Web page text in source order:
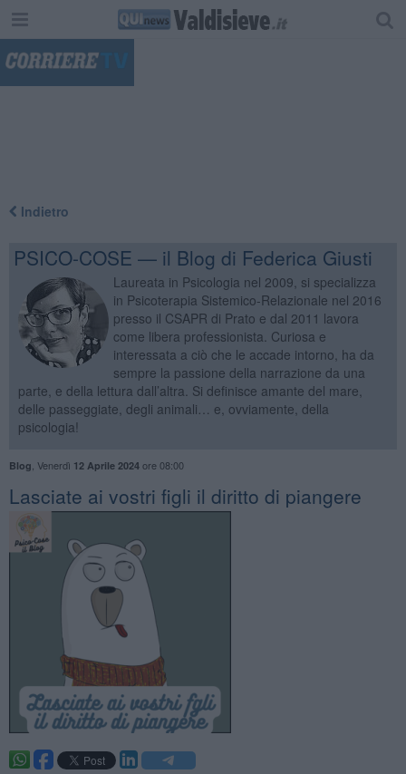
Indietro
PSICO-COSE — il Blog di Federica Giusti
Laureata in Psicologia nel 2009, si specializza
in Psicoterapia Sistemico-Relazionale nel 2016
presso il CSAPR di Prato e dal 2011 lavora
come libera professionista. Curiosa e
interessata a ciò che le accade intorno, ha da
sempre la passione della narrazione da una
parte, e della lettura dall’altra. Si definisce amante del mare,
delle passeggiate, degli animali… e, ovviamente, della
psicologia!
Blog Venerdì 12 Aprile 2024ore 08:00
​Lasciate ai vostri figli il diritto di piangere